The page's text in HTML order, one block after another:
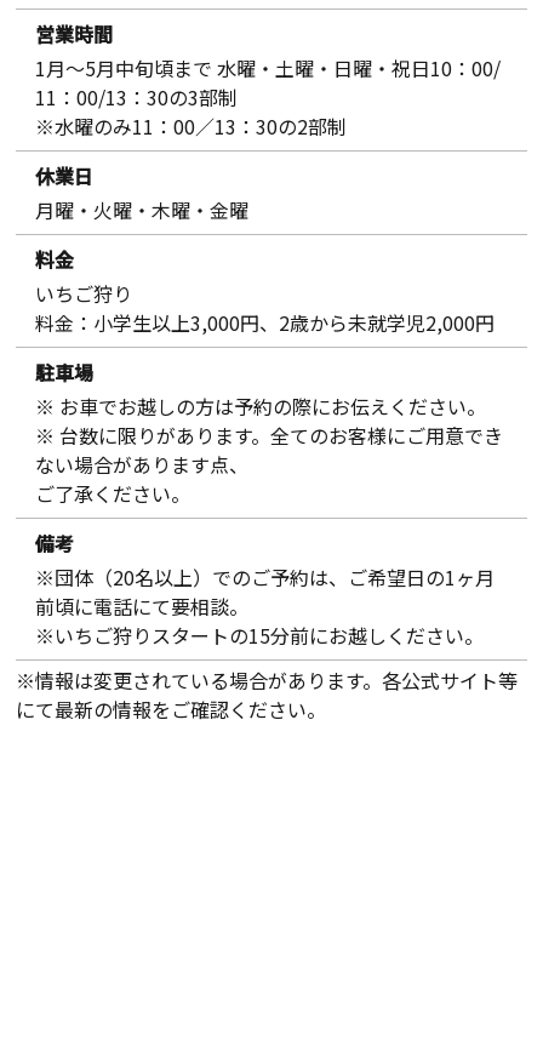
営業時間
1月～5月中旬頃まで 水曜・土曜・日曜・祝日10：00/
11：00/13：30の3部制
※水曜のみ11：00／13：30の2部制
休業日
月曜・火曜・木曜・金曜
料金
いちご狩り
料金：小学生以上3,000円、2歳から未就学児2,000円
駐車場
※ お車でお越しの方は予約の際にお伝えください。
※ 台数に限りがあります。全てのお客様にご用意でき
ない場合があります点、
ご了承ください。
備考
※団体（20名以上）でのご予約は、ご希望日の1ヶ月
前頃に電話にて要相談。
※いちご狩りスタートの15分前にお越しください。
※情報は変更されている場合があります。各公式サイト等
にて最新の情報をご確認ください。